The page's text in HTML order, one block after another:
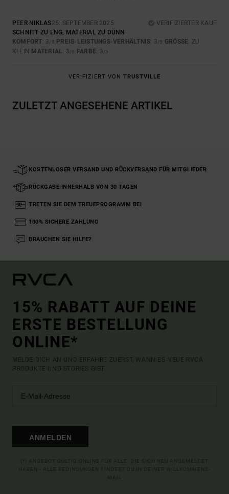
PEER NIKLAS25. SEPTEMBER 2025
VERIFIZIERTER KAUF
SCHNITT ZU ENG, MATERIAL ZU DÜNN
KOMFORT: 3/5 PREIS-LEISTUNGS-VERHÄLTNIS: 3/5 GRÖSSE : ZU
KLEIN
MATERIAL: 3/5 FARBE: 3/5
VERIFIZIERT VON TRUSTVILLE
ZULETZT ANGESEHENE ARTIKEL
KOSTENLOSER VERSAND UND RÜCKVERSAND FÜR MITGLIEDER
RÜCKGABE INNERHALB VON 30 TAGEN
TRETEN SIE DEM TREUEPROGRAMM BEI
100% SICHERE ZAHLUNG
BRAUCHEN SIE HILFE?
15% RABATT AUF DEINE
ERSTE BESTELLUNG
ONLINE*
MELDE DICH AN UND ERFAHRE ZUERST, WANN ES NEUE RVCA
PRODUKTE UND STORIES GIBT.
ANMELDEN